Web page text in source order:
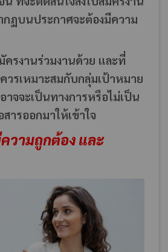
ฏบนประกาศจะต้องมีความ
ครงานร่วมงานด้วย และที่
วรเหมาะสมกับกลุ่มเป้าหมาย
าจจะเป็นทางการหรือไม่เป็น
ารออกมาให้เข้าใจ
วามถูกต้อง และ